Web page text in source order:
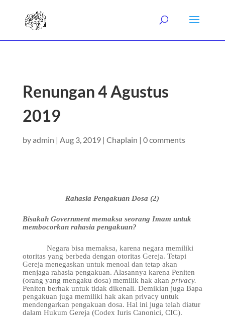
Renungan 4 Agustus
2019
byadmin | Aug 3, 2019| Chaplain | 0 comments
Rahasia Pengakuan Dosa (2)
Bisakah Governmentmemaksa seorang Imam untuk
membocorkan rahasia pengakuan?
Negara bisa memaksa, karena negara memiliki
otoritas yang berbeda dengan otoritas Gereja. Tetapi
Gereja menegaskan untuk menoal dan tetap akan
menjaga rahasia pengakuan. Alasannya karena Peniten
(orang yang mengaku dosa) memilik hak akan privacy.
Peniten berhak untuk tidak dikenali. Demikian juga Bapa
pengakuan juga memiliki hak akan privacy untuk
mendengarkan pengakuan dosa. Hal ini juga telah diatur
dalam Hukum Gereja (Codex Iuris Canonici, CIC).